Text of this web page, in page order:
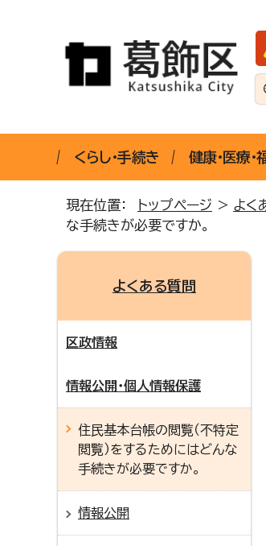
くらし・手続き 健康・医療・
現在位置： トップページ > よく
な手続きが必要ですか。
よくある質問
区政情報
情報公開・個人情報保護
住民基本台帳の閲覧（不特定
閲覧）をするためにはどんな
手続きが必要ですか。
情報公開